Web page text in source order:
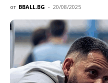
от BBALL.BG - 20/08/2025